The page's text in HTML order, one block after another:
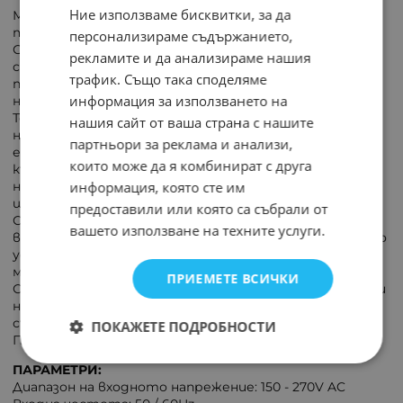
Монофазен автоматичен стабилизатор с
тороидален трансформатор и LED дисплей.
Стабилизатор на напрежение KEMOT осигурява
стабилно изходно напрежение от 230 V с висока
прецизност, независимо от колебанията на
напрежението в електрическата мрежа.
Това ги прави особено полезни в райони с
непостоянно или лошо качество на напрежението в
електрическата мрежа, при токови удари или
където има предпоставки за пикове или спадове на
напрежението, което може да причини необратими
щети на електронното оборудване.
Стабилизатора има функция -Закъснение при
включване, която намалява риска от повреда, когато
устройствата, свързани към него, имат висок
моментен пусков ток.
Стабилизатора има защита срещу пренапрежение и
ниско напрежение, претоварване, прегряване, късо
съединение.
Подходящ за домашни условия и офис оборудване.
ПАРАМЕТРИ:
Диапазон на входното напрежение: 150 - 270V AC
Ние използваме бисквитки, за да
персонализираме съдържанието,
рекламите и да анализираме нашия
трафик. Също така споделяме
информация за използването на
нашия сайт от ваша страна с нашите
партньори за реклама и анализи,
които може да я комбинират с друга
информация, която сте им
предоставили или която са събрали от
вашето използване на техните услуги.
ПРИЕМЕТЕ ВСИЧКИ
ПОКАЖЕТЕ ПОДРОБНОСТИ